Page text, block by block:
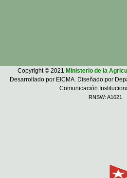
Copyright © 2021 Ministerio de la
Desarrollado por EICMA. Diseñado por
Comunicación
RNSW: A1021